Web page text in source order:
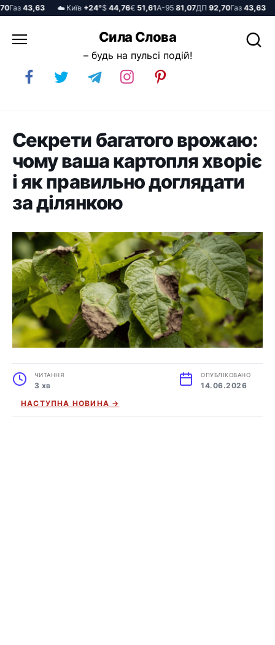
43,63 ☁️ Київ+24°$44,76€51,61А-9581,07ДП92,70Газ43,63
до
Сила Слова
– будь на пульсі подій!
Секрети багатого врожаю:
чому ваша картопля хворіє
і як правильно доглядати
за ділянкою
ЧИТАННЯ
3 хв
ОПУБЛІКОВАНО
14.06.2026
НАСТУПНА НОВИНА →